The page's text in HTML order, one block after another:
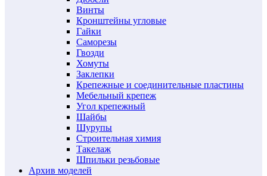
Винты
Кронштейны угловые
Гайки
Саморезы
Гвозди
Хомуты
Заклепки
Крепежные и соединительные пластины
Мебельный крепеж
Угол крепежный
Шайбы
Шурупы
Строительная химия
Такелаж
Шпильки резьбовые
Архив моделей